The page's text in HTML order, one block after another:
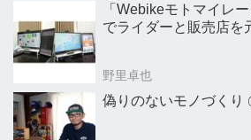
「Webikeモトマイレ
でライダーと販売店を
野里卓也
偽